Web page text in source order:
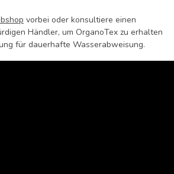
vorbei oder konsultiere einen
Händler, um OrganoTex zu erhalten
für dauerhafte Wasserabweisung.